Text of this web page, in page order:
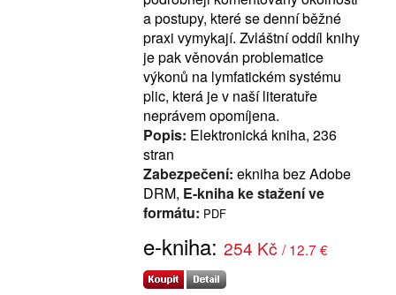
a postupy, které se denní běžné
praxi vymykají. Zvláštní oddíl knihy
je pak věnován problematice
výkonů na lymfatickém systému
plic, která je v naší literatuře
neprávem opomíjena.
Popis: Elektronická kniha, 236
stran
Zabezpečení: ekniha bez Adobe
DRM, E-kniha ke stažení ve
formátu: PDF
e-kniha: 254 Kč / 12.7 €